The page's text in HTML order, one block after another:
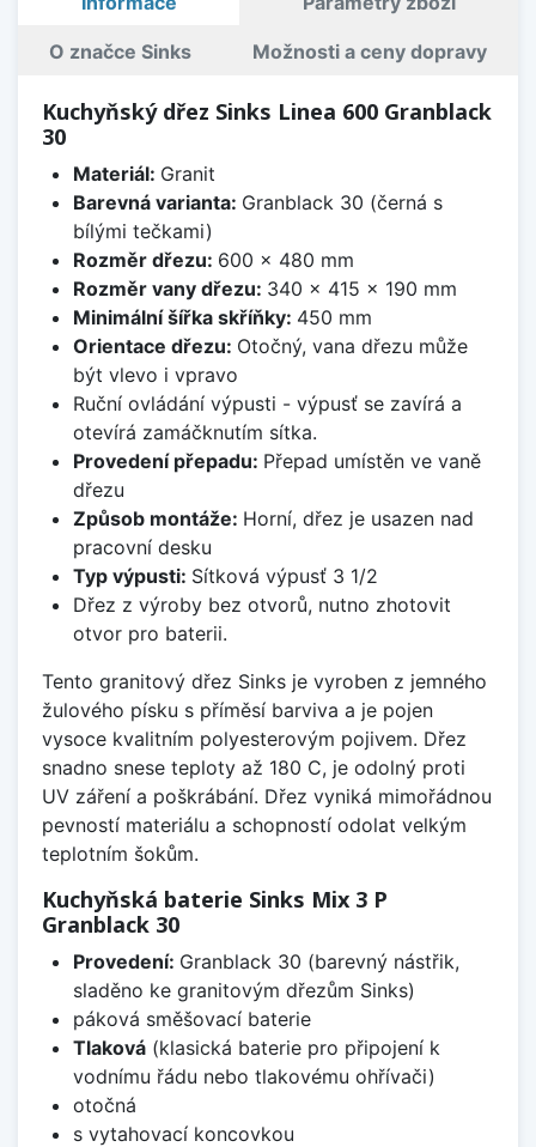
O značce Sinks Možnosti a ceny dopravy
Kuchyňský dřez Sinks Linea 600 Granblack
30
Materiál: Granit
Barevná varianta: Granblack 30 (černá s
bílými tečkami)
Rozměr dřezu: 600 x 480 mm
Rozměr vany dřezu: 340 x 415 x 190 mm
Minimální šířka skříňky: 450 mm
Orientace dřezu: Otočný, vana dřezu může
být vlevo i vpravo
Ruční ovládání výpusti - výpusť se zavírá a
otevírá zamáčknutím sítka.
Provedení přepadu: Přepad umístěn ve vaně
dřezu
Způsob montáže: Horní, dřez je usazen nad
pracovní desku
Typ výpusti: Sítková výpusť 3 1/2
Dřez z výroby bez otvorů, nutno zhotovit
otvor pro baterii.
Tento granitový dřez Sinks je vyroben z jemného
žulového písku s příměsí barviva a je pojen
vysoce kvalitním polyesterovým pojivem. Dřez
snadno snese teploty až 180 C, je odolný proti
UV záření a poškrábání. Dřez vyniká mimořádnou
pevností materiálu a schopností odolat velkým
teplotním šokům.
Kuchyňská baterie Sinks Mix 3 P
Granblack 30
Provedení: Granblack 30 (barevný nástřik,
sladěno ke granitovým dřezům Sinks)
páková směšovací baterie
Tlaková(klasická baterie pro připojení k
vodnímu řádu nebo tlakovému ohřívači)
otočná
s vytahovací koncovkou